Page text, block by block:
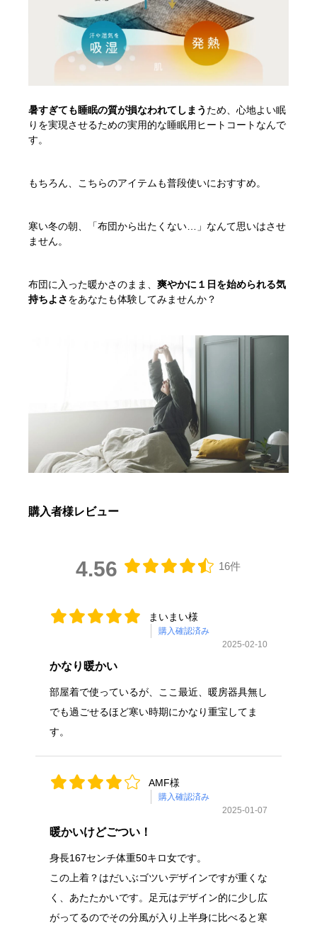
暑すぎても睡眠の質が損なわれてしまう ため、心地よい眠
りを実現させるための実用的な睡眠用ヒートコートなんで
す。
もちろん、こちらのアイテムも普段使いにおすすめ。
寒い冬の朝、「布団から出たくない…」なんて思いはさせ
ません。
布団に入った暖かさのまま、 爽やかに１日を始められる気
持ちよさをあなたも体験してみませんか？
購入者様レビュー
4.56 16件
まいまい様
購入確認済み
2025-02-10
かなり暖かい
部屋着で使っているが、ここ最近、暖房器具無し
でも過ごせるほど寒い時期にかなり重宝してま
す。
AMF様
購入確認済み
2025-01-07
暖かいけどごつい！
身長167センチ体重50キロ女です。
この上着？はだいぶゴツいデザインですが重くな
く、あたたかいです。足元はデザイン的に少し広
がってるのでその分風が入り上半身に比べると寒